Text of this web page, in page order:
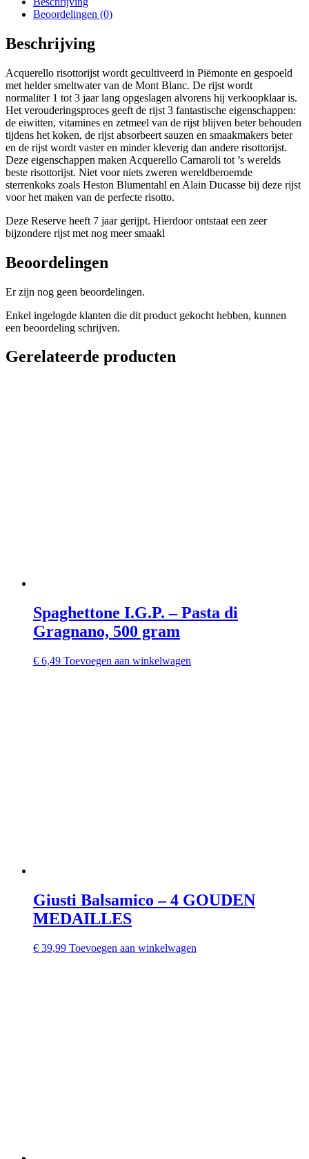
Beoordelingen (0)
Beschrijving
Acquerello risottorijst wordt gecultiveerd in Piëmonte en gespoeld
met helder smeltwater van de Mont Blanc. De rijst wordt
normaliter 1 tot 3 jaar lang opgeslagen alvorens hij verkoopklaar is.
Het verouderingsproces geeft de rijst 3 fantastische eigenschappen:
de eiwitten, vitamines en zetmeel van de rijst blijven beter behouden
tijdens het koken, de rijst absorbeert sauzen en smaakmakers beter
en de rijst wordt vaster en minder kleverig dan andere risottorijst.
Deze eigenschappen maken Acquerello Carnaroli tot ’s werelds
beste risottorijst. Niet voor niets zweren wereldberoemde
sterrenkoks zoals Heston Blumentahl en Alain Ducasse bij deze rijst
voor het maken van de perfecte risotto.
Deze Reserve heeft 7 jaar gerijpt. Hierdoor ontstaat een zeer
bijzondere rijst met nog meer smaakl
Beoordelingen
Er zijn nog geen beoordelingen.
Enkel ingelogde klanten die dit product gekocht hebben, kunnen
een beoordeling schrijven.
Gerelateerde producten
Spaghettone I.G.P. – Pasta di
Gragnano, 500 gram
€ 6,49 Toevoegen aan winkelwagen
Giusti Balsamico – 4 GOUDEN
MEDAILLES
€ 39,99 Toevoegen aan winkelwagen